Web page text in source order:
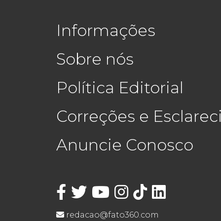
Informações
Sobre nós
Política Editorial
Correções e
Anuncie Conosco
redacao@fato360.com